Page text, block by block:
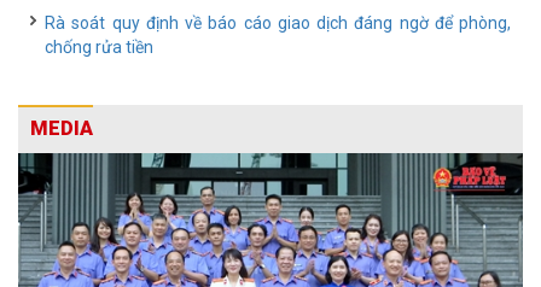
Rà soát quy định về báo cáo giao dịch đáng ngờ để phòng,
chống rửa tiền
MEDIA